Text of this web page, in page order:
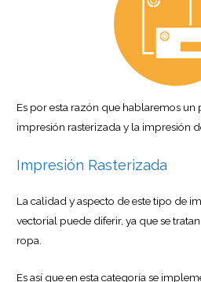
Es por esta razón que hablaremos un
impresión rasterizada y la impresión
Impresión Rasterizada
La calidad y aspecto de este tipo de
vectorial puede diferir, ya que se
ropa.
Es así que en esta categoría se